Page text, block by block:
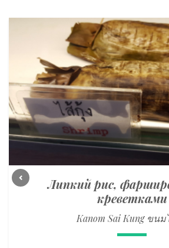
Липкий рис,
креветками
Kanom Sai Kung ขนม
Previous